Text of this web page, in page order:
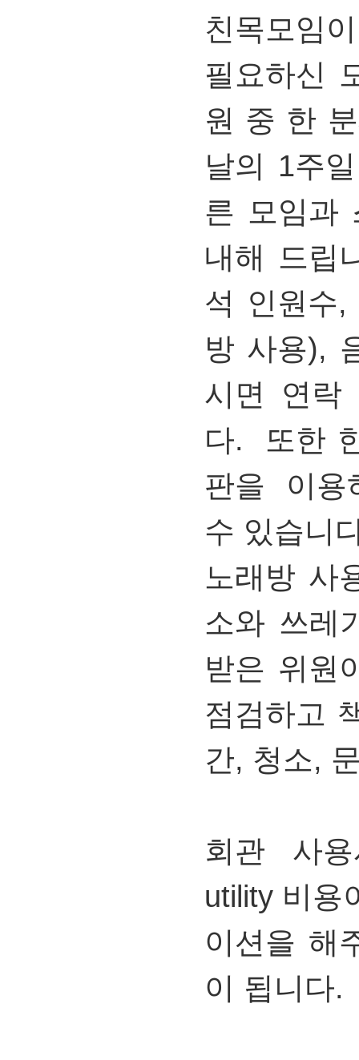
친목모임
필요하신
원 중 한
날의 1주일
른 모임과
내해 드
석 인원수,
방 사용),
시면 연락
다.
또한
판을 이용
수 있습니
노래방 사
소와 쓰레
받은 위원
점검하고
간, 청소,
회관
사
utility 비용
이션을 해
이 됩니다.